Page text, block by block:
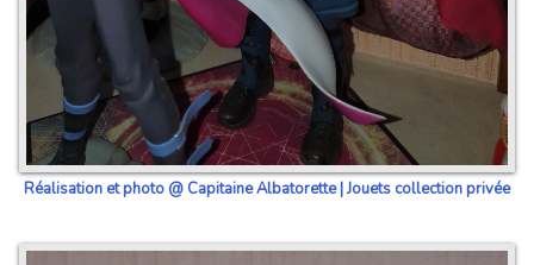
Réalisation et photo @ Capitaine Albatorette | Jouets collection privée